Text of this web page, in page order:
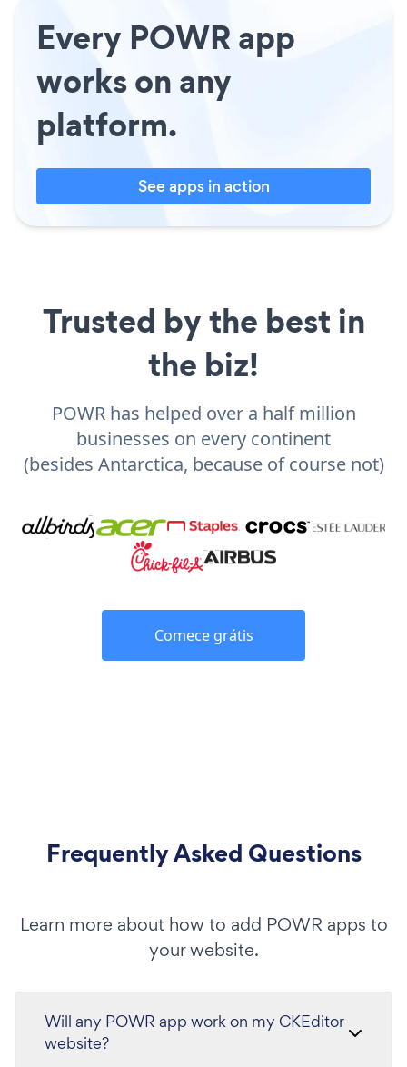
Every POWR app
works on any
platform.
See apps in action
Trusted by the best in
the biz!
POWR has helped over a half million
businesses on every continent
(besides Antarctica, because of course not)
Comece grátis
Frequently Asked Questions
Learn more about how to add POWR apps to
your website.
Will any POWR app work on my CKEditor
website?